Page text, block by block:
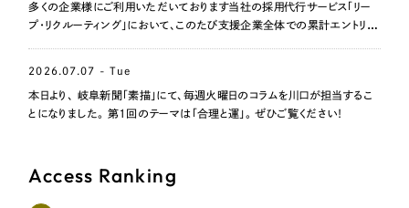
多くの企業様にご利用いただいております当社の採用代行サービス「リー
プ・リクルーティング」において、このたび支援企業全体での累計エントリー
2026.07.07 - Tue
本日より、 岐阜新聞「素描」にて、毎週火曜日のコラムを川口が担当するこ
とになりました。 第1回のテーマは「合理と運」。 ぜひご覧ください！
Access Ranking